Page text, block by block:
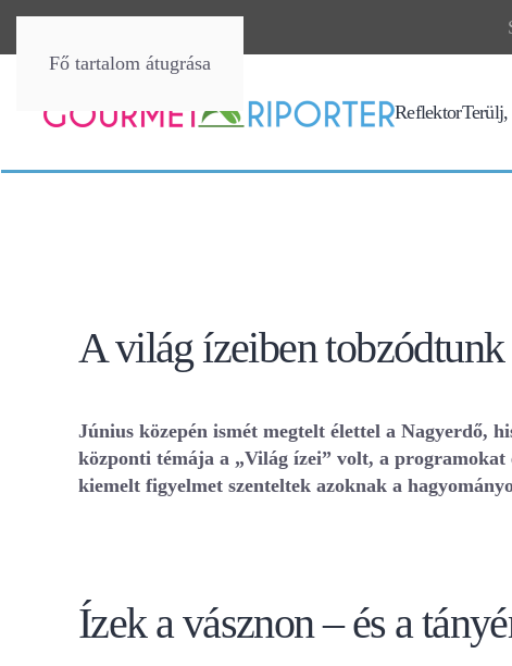
Fő tartalom átugrása
Reflektor
A világ ízeiben
Június közepén ismét megtelt élettel a Nagyerdő,
központi témája a „Világ ízei” volt, a programokat
kiemelt figyelmet szenteltek azoknak a
Ízek a vásznon – és a